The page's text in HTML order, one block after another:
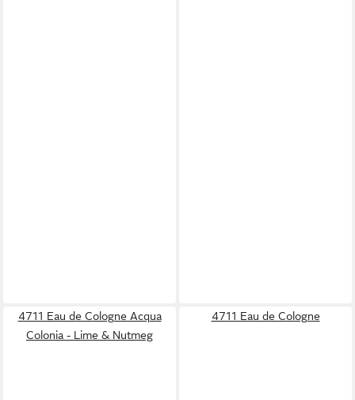
4711 Eau de Cologne Acqua
Colonia - Lime & Nutmeg
4711 Eau de Cologne